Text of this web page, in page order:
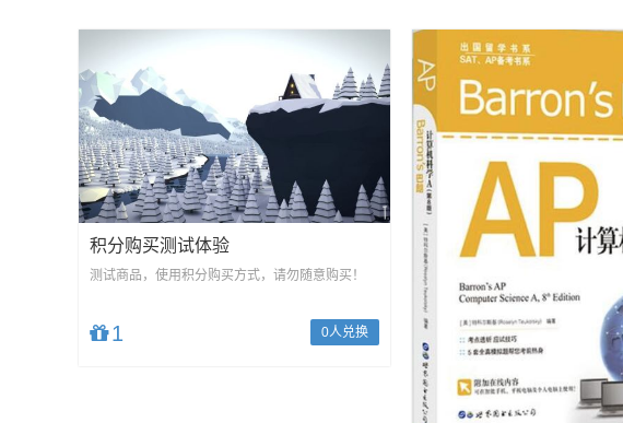
积分购买测试体验
测试商品，使用积分购买方式，请勿随意购买！
1 0人兑换